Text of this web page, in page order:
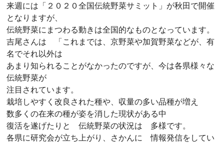
来週には「２０２０全国伝統野菜サミット」が秋田で開催
となりますが、
伝統野菜にまつわる動きは全国的なものとなっています。
吉尾さんは 「これまでは、京野菜や加賀野菜などが、有
名でそれ以外は
あまり知られることがなかったのですが、今は各県様々な
伝統野菜が
注目されています。
栽培しやすく改良された種や、収量の多い品種が増え
数多くの在来の種が姿を消した現状がある中
復活を遂げたりと 伝統野菜の状況は 多様です。
各県に研究会が立ち上がり、さかんに 情報発信をしてい